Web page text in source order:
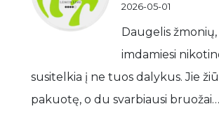
2026-05-01
Daugelis
imdamiesi
susitelkia į ne tuos dalykus. Jie
pakuotę, o du svarbiausi bruožai…